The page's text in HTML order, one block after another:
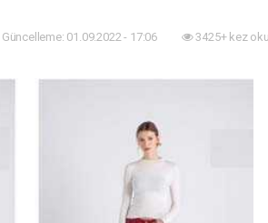
01.09.2022 - 17:06 3425+ kez